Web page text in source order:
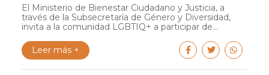
El Ministerio de Bienestar Ciudadano y Justicia, a
través de la Subsecretaría de Género y Diversidad,
invita a la comunidad LGBTIQ+ a participar de...
Leer más +